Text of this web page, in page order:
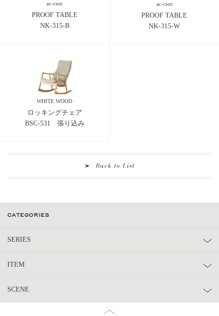
ac-cent
PROOF TABLE
NK-315-B
ac-cent
PROOF TABLE
NK-315-W
WHITE WOOD
ロッキングチェア
BSC-531 張り込み
CATEGORIES
SERIES
ITEM
SCENE